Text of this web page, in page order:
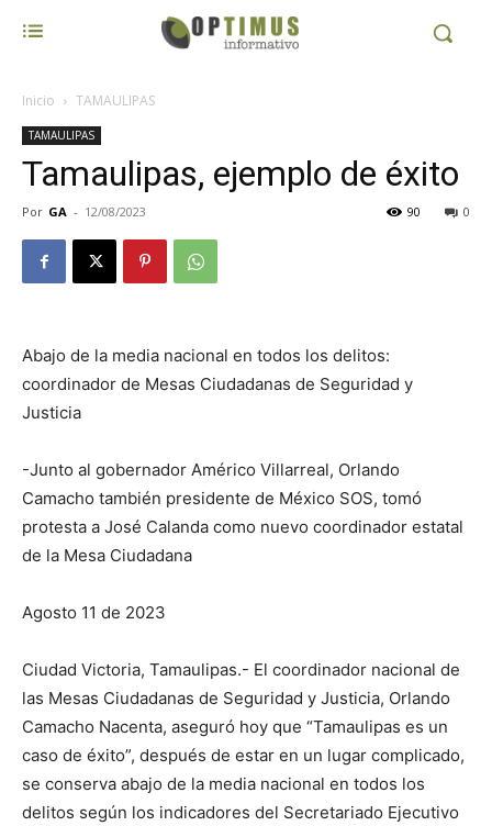
Inicio TAMAULIPAS
TAMAULIPAS
Tamaulipas, ejemplo de éxito
Por GA - 12/08/2023 0
90
Abajo de la media nacional en todos los delitos:
coordinador de Mesas Ciudadanas de Seguridad y
Justicia
-Junto al gobernador Américo Villarreal, Orlando
Camacho también presidente de México SOS, tomó
protesta a José Calanda como nuevo coordinador estatal
de la Mesa Ciudadana
Agosto 11 de 2023
Ciudad Victoria, Tamaulipas.- El coordinador nacional de
las Mesas Ciudadanas de Seguridad y Justicia, Orlando
Camacho Nacenta, aseguró hoy que “Tamaulipas es un
caso de éxito”, después de estar en un lugar complicado,
se conserva abajo de la media nacional en todos los
delitos según los indicadores del Secretariado Ejecutivo